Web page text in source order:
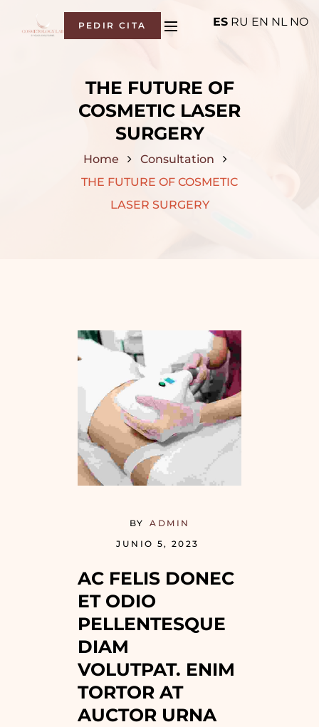
PEDIR CITA
THE FUTURE OF
COSMETIC LASER
SURGERY
Home
Consultation
THE FUTURE OF COSMETIC
LASER SURGERY
JUNIO 5, 2023
BY ADMIN
AC FELIS DONEC
ET ODIO
PELLENTESQUE
DIAM
VOLUTPAT. ENIM
TORTOR AT
AUCTOR URNA
ES RU EN NL NO